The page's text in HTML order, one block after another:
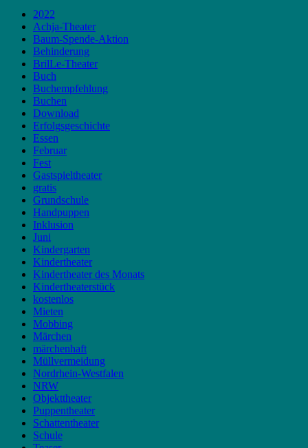
2022
Achja-Theater
Baum-Spende-Aktion
Behinderung
BrilLe-Theater
Buch
Buchempfehlung
Buchen
Download
Erfolgsgeschichte
Essen
Februar
Fest
Gastspieltheater
gratis
Grundschule
Handpuppen
Inklusion
Juni
Kindergarten
Kindertheater
Kindertheater des Monats
Kindertheaterstück
kostenlos
Mieten
Mobbing
Märchen
märchenhaft
Müllvermeidung
Nordrhein-Westfalen
NRW
Objekttheater
Puppentheater
Schattentheater
Schule